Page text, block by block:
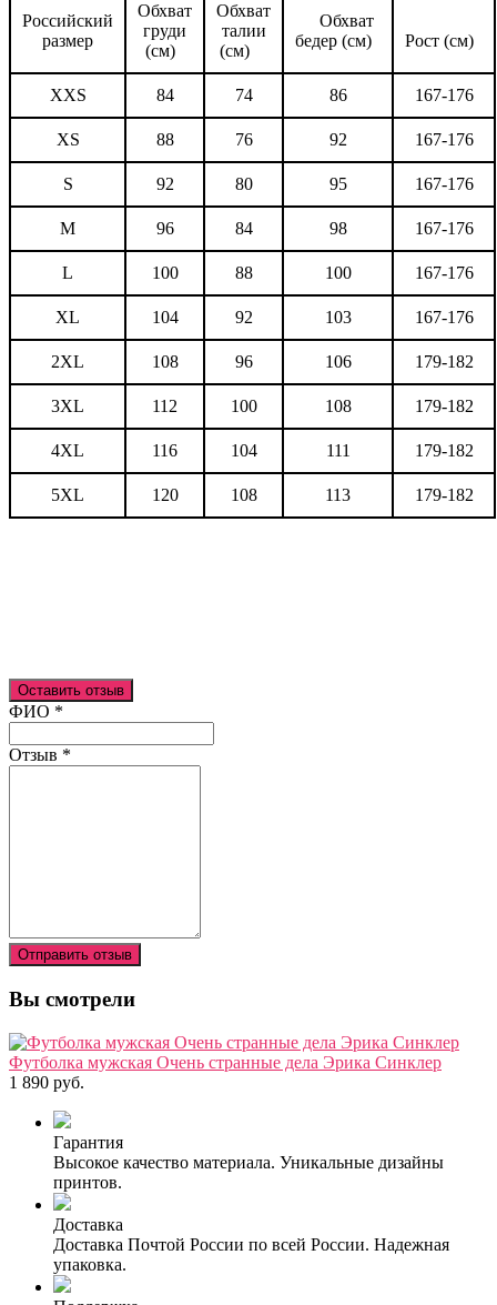
Российский
размер
Обхват
груди
(см)
Обхват
талии
(см)
Обхват
бедер (см)
Рост (см)
XXS 84 74 86 167-176
XS 88 76 92 167-176
S 92 80 95 167-176
M 96 84 98 167-176
L 100 88 100 167-176
XL 104 92 103 167-176
2XL 108 96 106 179-182
3XL 112 100 108 179-182
4XL 116 104 111 179-182
5XL 120 108 113 179-182
Оставить отзыв
Ваш отзыв был отправлен!
ФИО *
Отзыв *
Отправить отзыв
Вы смотрели
Футболка мужская Очень странные дела Эрика Синклер
1 890 руб.
Гарантия
Высокое качество материала. Уникальные дизайны
принтов.
Доставка
Доставка Почтой России по всей России. Надежная
упаковка.